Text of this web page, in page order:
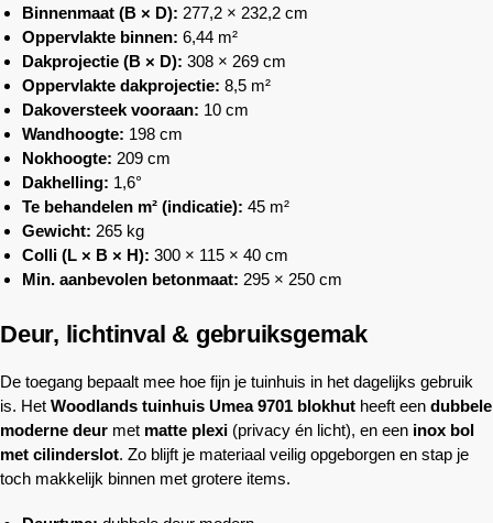
Binnenmaat (B × D): 277,2 × 232,2 cm
Oppervlakte binnen: 6,44 m²
Dakprojectie (B × D): 308 × 269 cm
Oppervlakte dakprojectie: 8,5 m²
Dakoversteek vooraan: 10 cm
Wandhoogte: 198 cm
Nokhoogte: 209 cm
Dakhelling: 1,6°
Te behandelen m² (indicatie): 45 m²
Gewicht: 265 kg
Colli (L × B × H): 300 × 115 × 40 cm
Min. aanbevolen betonmaat: 295 × 250 cm
Deur, lichtinval & gebruiksgemak
De toegang bepaalt mee hoe fijn je tuinhuis in het dagelijks gebruik
is. Het Woodlands tuinhuis Umea 9701 blokhut heeft een dubbele
moderne deur met matte plexi (privacy én licht), en een inox bol
met cilinderslot. Zo blijft je materiaal veilig opgeborgen en stap je
toch makkelijk binnen met grotere items.